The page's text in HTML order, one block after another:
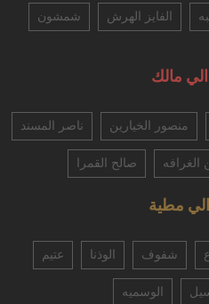
الفايز الهرش شمشون
مالك
منصور الخيارين ناصر المسند
صالح القمرا
مطية
شفوف الوذنا عتيم
الوسميه